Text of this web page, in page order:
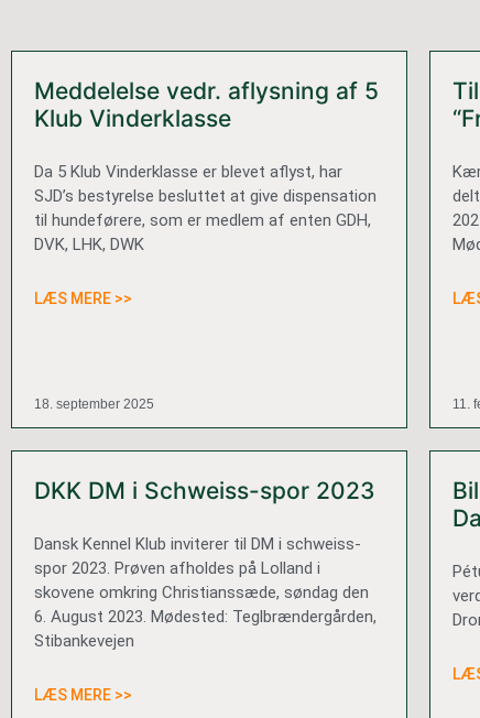
Meddelelse vedr. aflysning af 5
Klub Vinderklasse
Da 5 Klub Vinderklasse er blevet aflyst, har
SJD’s bestyrelse besluttet at give dispensation
til hundeførere, som er medlem af enten GDH,
DVK, LHK, DWK
LÆS MERE >>
18. september 2025 11.
DKK DM i Schweiss-spor 2023
Dansk Kennel Klub inviterer til DM i schweiss-
spor 2023. Prøven afholdes på Lolland i
skovene omkring Christianssæde, søndag den
6. August 2023. Mødested: Teglbrændergården,
Stibankevejen
LÆS MERE >>